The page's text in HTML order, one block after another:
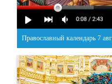
Православный календарь 7